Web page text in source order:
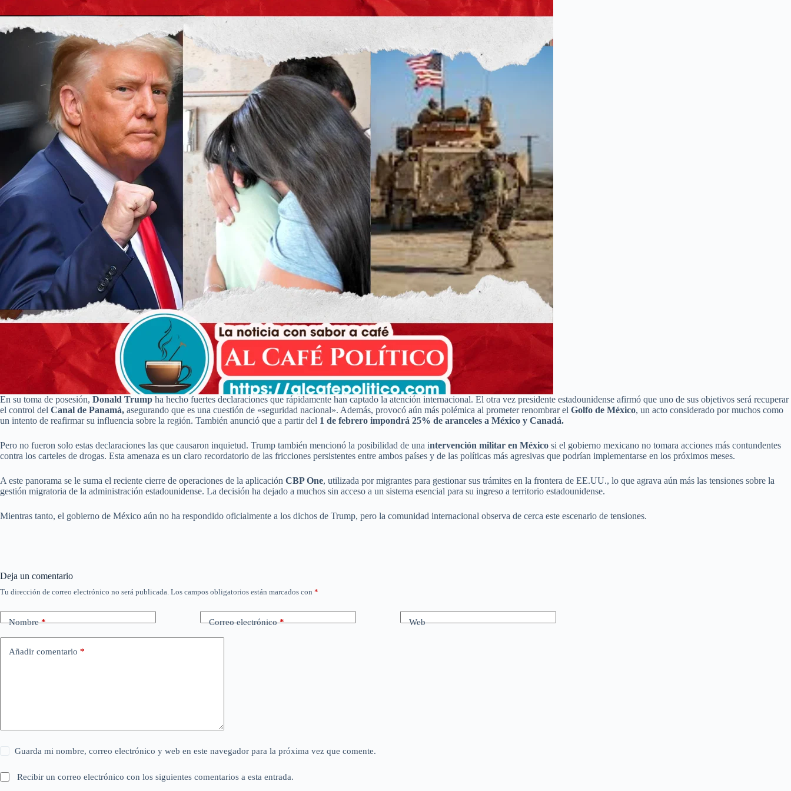
En su toma de posesión, Donald Trump ha hecho fuertes declaraciones que rápidamente han captado la atención internacional. El otra vez presidente estadounidense afirmó que uno de sus objetivos será recuperar
el control del Canal de Panamá, asegurando que es una cuestión de «seguridad nacional». Además, provocó aún más polémica al prometer renombrar el Golfo de México, un acto considerado por muchos como
un intento de reafirmar su influencia sobre la región. También anunció que a partir del 1 de febrero impondrá 25% de aranceles a México y Canadá.
Pero no fueron solo estas declaraciones las que causaron inquietud. Trump también mencionó la posibilidad de una intervención militar en México si el gobierno mexicano no tomara acciones más contundentes
contra los carteles de drogas. Esta amenaza es un claro recordatorio de las fricciones persistentes entre ambos países y de las políticas más agresivas que podrían implementarse en los próximos meses.
A este panorama se le suma el reciente cierre de operaciones de la aplicación CBP One, utilizada por migrantes para gestionar sus trámites en la frontera de EE.UU., lo que agrava aún más las tensiones sobre la
gestión migratoria de la administración estadounidense. La decisión ha dejado a muchos sin acceso a un sistema esencial para su ingreso a territorio estadounidense.
Mientras tanto, el gobierno de México aún no ha respondido oficialmente a los dichos de Trump, pero la comunidad internacional observa de cerca este escenario de tensiones.
Deja un comentario
Tu dirección de correo electrónico no será publicada. Los campos obligatorios están marcados con *
Nombre* Correo electrónico* Web
Añadir comentario *
Guarda mi nombre, correo electrónico y web en este navegador para la próxima vez que comente.
Recibir un correo electrónico con los siguientes comentarios a esta entrada.